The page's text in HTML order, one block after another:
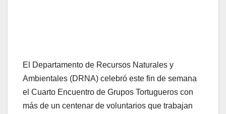
El Departamento de Recursos Naturales y
Ambientales (DRNA) celebró este fin de semana
el Cuarto Encuentro de Grupos Tortugueros con
más de un centenar de voluntarios que trabajan